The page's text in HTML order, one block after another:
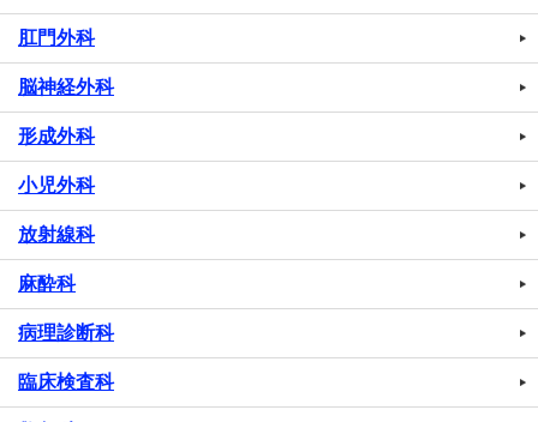
肛門外科
脳神経外科
形成外科
小児外科
放射線科
麻酔科
病理診断科
臨床検査科